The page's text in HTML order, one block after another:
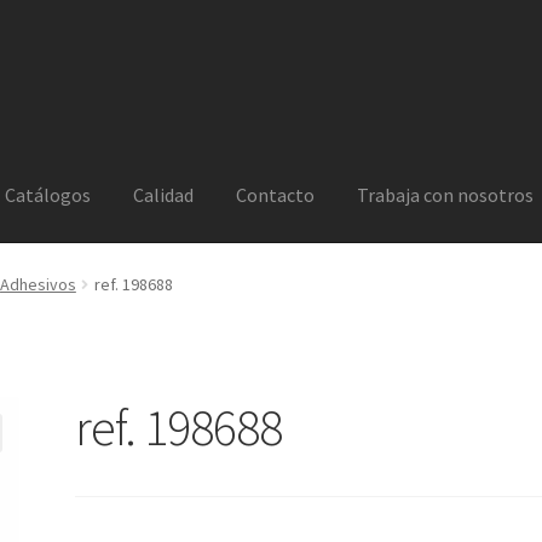
Catálogos Calidad Contacto Trabaja con nosotros
Adhesivos ref. 198688
ref. 198688